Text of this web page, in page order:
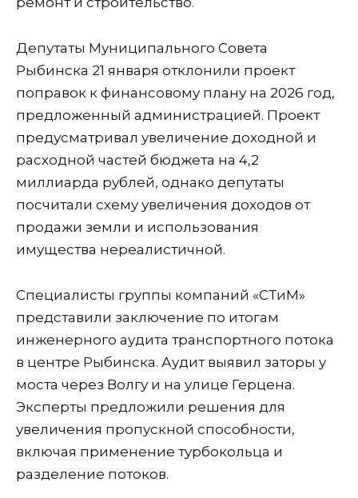
Депутаты Муниципального Совета
Рыбинска 21 января отклонили проект
поправок к финансовому плану на 2026 год,
предложенный администрацией. Проект
предусматривал увеличение доходной и
расходной частей бюджета на 4,2
миллиарда рублей, однако депутаты
посчитали схему увеличения доходов от
продажи земли и использования
имущества нереалистичной.
Специалисты группы компаний «СТиМ»
представили заключение по итогам
инженерного аудита транспортного потока
в центре Рыбинска. Аудит выявил заторы у
моста через Волгу и на улице Герцена.
Эксперты предложили решения для
увеличения пропускной способности,
включая применение турбокольца и
разделение потоков.